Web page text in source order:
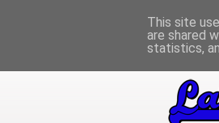
This site
are shared
statistics,